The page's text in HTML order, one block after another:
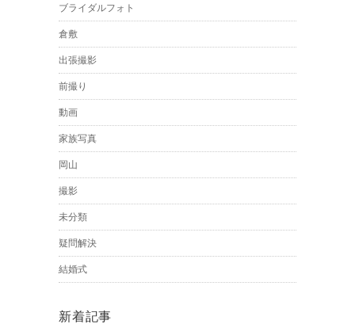
ブライダルフォト
倉敷
出張撮影
前撮り
動画
家族写真
岡山
撮影
未分類
疑問解決
結婚式
新着記事